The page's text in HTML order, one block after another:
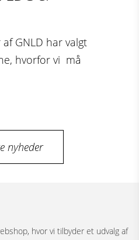
GNLD har valgt
hvorfor vi må
nyheder
hvor vi tilbyder et udvalg af